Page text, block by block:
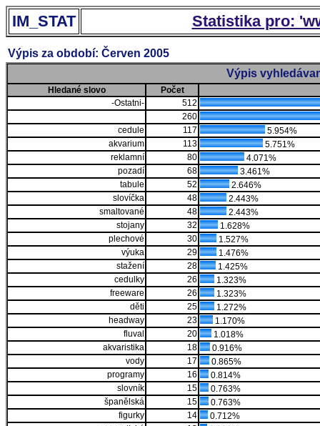
IM_STAT Statistika pro:
Výpis za období: Červen 2005
Výpis
Hledané slovo
Počet
-Ostatni-
512
260
cedule
117
5.954%
akvarium
113
5.751%
reklamní
80
4.071%
pozadí
68
3.461%
tabule
52
2.646%
slovíčka
48
2.443%
smaltované
48
2.443%
stojany
32
1.628%
plechové
30
1.527%
výuka
29
1.476%
stažení
28
1.425%
cedulky
26
1.323%
freeware
26
1.323%
děti
25
1.272%
headway
23
1.170%
fluval
20
1.018%
akvaristika
18
0.916%
vody
17
0.865%
programy
16
0.814%
slovník
15
0.763%
španělská
15
0.763%
figurky
14
0.712%